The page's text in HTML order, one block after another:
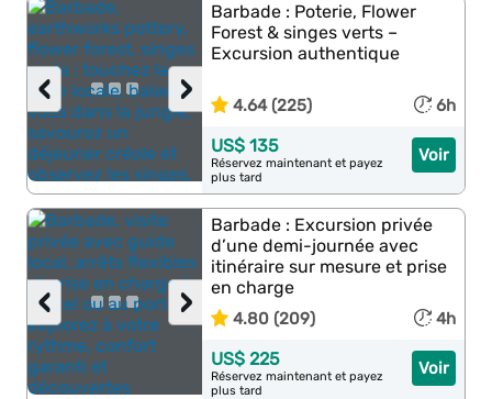
›
‹
Barbade : Poterie, Flower
Forest & singes verts –
Excursion authentique
4.64 (225) 6h
Voir
US$ 135
Réservez maintenant et payez
plus tard
›
‹
Barbade : Excursion privée
d’une demi-journée avec
itinéraire sur mesure et prise
en charge
4.80 (209) 4h
Voir
US$ 225
Réservez maintenant et payez
plus tard